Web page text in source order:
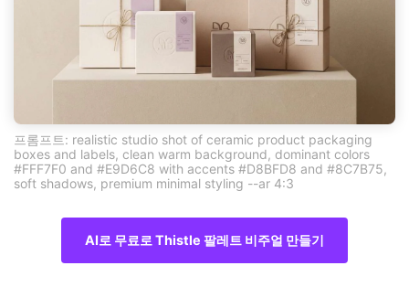
프롬프트: realistic studio shot of ceramic product packaging
boxes and labels, clean warm background, dominant colors
#FFF7F0 and #E9D6C8 with accents #D8BFD8 and #8C7B75,
soft shadows, premium minimal styling --ar 4:3
AI로 무료로 Thistle 팔레트 비주얼 만들기